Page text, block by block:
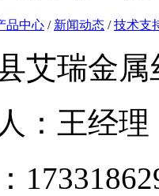
品中心 / 新闻动态 /技术支
艾瑞金
：王经理